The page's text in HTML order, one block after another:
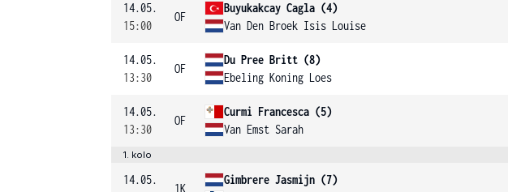
14.05.
15:00
OF
Buyukakcay Cagla (4)
Van Den Broek Isis Louise
14.05.
13:30
OF
Du Pree Britt (8)
Ebeling Koning Loes
14.05.
13:30
OF
Curmi Francesca (5)
Van Emst Sarah
1. kolo
14.05.
1K
Gimbrere Jasmijn (7)